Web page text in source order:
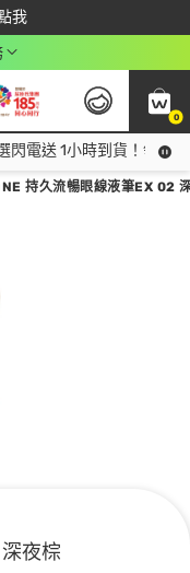
我
0
閃電送 1小時到貨！領神
持久流暢眼線液筆EX 02
夜棕